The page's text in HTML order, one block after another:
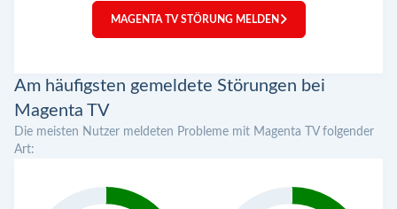
MAGENTA TV STÖRUNG MELDEN
Am häufigsten gemeldete Störungen bei
Magenta TV
Die meisten Nutzer meldeten Probleme mit Magenta TV folgender
Art: